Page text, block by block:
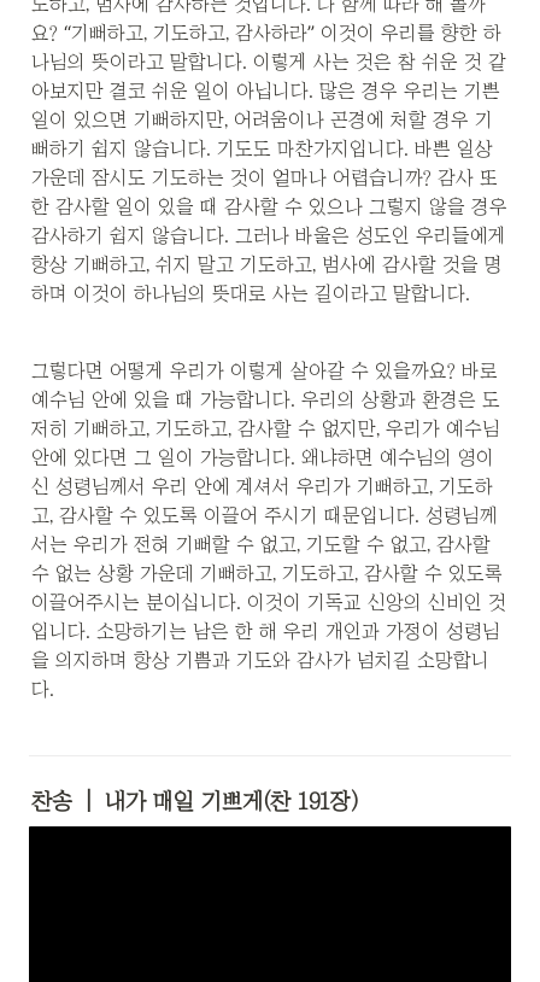
요? “기뻐하고, 기도하고, 감사하라” 이것이 우리를 향한 하
나님의 뜻이라고 말합니다. 이렇게 사는 것은 참 쉬운 것 같
아보지만 결코 쉬운 일이 아닙니다. 많은 경우 우리는 기쁜
일이 있으면 기뻐하지만, 어려움이나 곤경에 처할 경우 기
뻐하기 쉽지 않습니다. 기도도 마찬가지입니다. 바쁜 일상
가운데 잠시도 기도하는 것이 얼마나 어렵습니까? 감사 또
한 감사할 일이 있을 때 감사할 수 있으나 그렇지 않을 경우
감사하기 쉽지 않습니다. 그러나 바울은 성도인 우리들에게
항상 기뻐하고, 쉬지 말고 기도하고, 범사에 감사할 것을 명
하며 이것이 하나님의 뜻대로 사는 길이라고 말합니다.
그렇다면 어떻게 우리가 이렇게 살아갈 수 있을까요? 바로
예수님 안에 있을 때 가능합니다. 우리의 상황과 환경은 도
저히 기뻐하고, 기도하고, 감사할 수 없지만, 우리가 예수님
안에 있다면 그 일이 가능합니다. 왜냐하면 예수님의 영이
신 성령님께서 우리 안에 계셔서 우리가 기뻐하고, 기도하
고, 감사할 수 있도록 이끌어 주시기 때문입니다. 성령님께
서는 우리가 전혀 기뻐할 수 없고, 기도할 수 없고, 감사할
수 없는 상황 가운데 기뻐하고, 기도하고, 감사할 수 있도록
이끌어주시는 분이십니다. 이것이 기독교 신앙의 신비인 것
입니다. 소망하기는 남은 한 해 우리 개인과 가정이 성령님
을 의지하며 항상 기쁨과 기도와 감사가 넘치길 소망합니
다.
찬송
  |  내가 매일 기쁘게(찬 191장)